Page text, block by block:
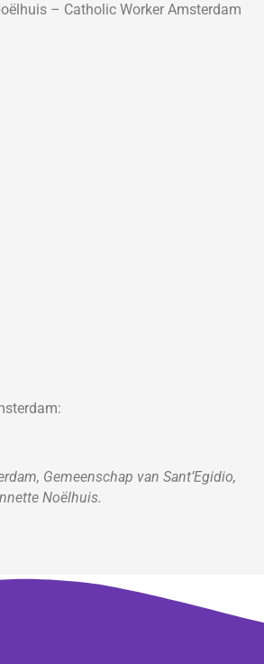
– Catholic Worker Amsterdam
Gemeenschap van Sant’Egidio,
Noëlhuis.